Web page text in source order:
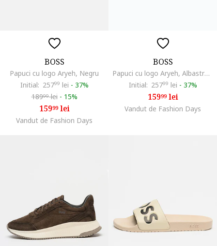
BOSS
Papuci cu logo Aryeh, Negru
Initial: 25799 lei - 37%
18999lei - 15%
15999lei
Vandut de Fashion Days
BOSS
Papuci cu logo Aryeh, Albastru inchis/Alb optic
Initial: 25799 lei - 37%
15999lei
Vandut de Fashion Days